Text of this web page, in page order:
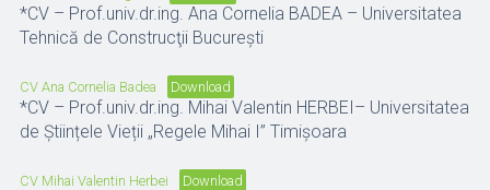
*CV – Prof.univ.dr.ing. Ana Cornelia BADEA – Universitatea
Tehnică de Construcţii Bucureşti
CV Ana Cornelia Badea Download
*CV – Prof.univ.dr.ing. Mihai Valentin HERBEI– Universitatea
de Științele Vieții „Regele Mihai I” Timișoara
CV Mihai Valentin Herbei Download